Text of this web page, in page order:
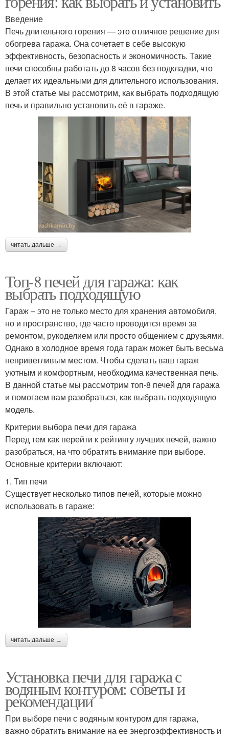
Введение
Печь длительного горения — это отличное решение для
обогрева гаража. Она сочетает в себе высокую
эффективность, безопасность и экономичность. Такие
печи способны работать до 8 часов без подкладки, что
делает их идеальными для длительного использования.
В этой статье мы рассмотрим, как выбрать подходящую
печь и правильно установить её в гараже.
читать дальше →
Топ-8 печей для гаража: как
выбрать подходящую
Гараж – это не только место для хранения автомобиля,
но и пространство, где часто проводится время за
ремонтом, рукоделием или просто общением с друзьями.
Однако в холодное время года гараж может быть весьма
неприветливым местом. Чтобы сделать ваш гараж
уютным и комфортным, необходима качественная печь.
В данной статье мы рассмотрим топ-8 печей для гаража
и помогаем вам разобраться, как выбрать подходящую
модель.
Критерии выбора печи для гаража
Перед тем как перейти к рейтингу лучших печей, важно
разобраться, на что обратить внимание при выборе.
Основные критерии включают:
1. Тип печи
Существует несколько типов печей, которые можно
использовать в гараже:
читать дальше →
Установка печи для гаража с
водяным контуром: советы и
рекомендации
При выборе печи с водяным контуром для гаража,
важно обратить внимание на ее энергоэффективность и